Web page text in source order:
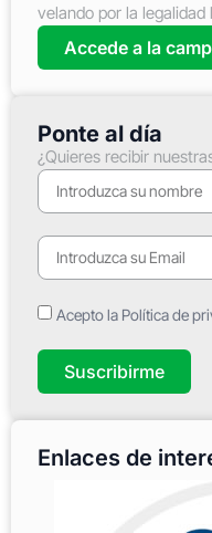
velando por la legalidad
Accede a la
Ponte al día
¿Quieres recibir
Acepto la Política de
Suscribirme
Enlaces de